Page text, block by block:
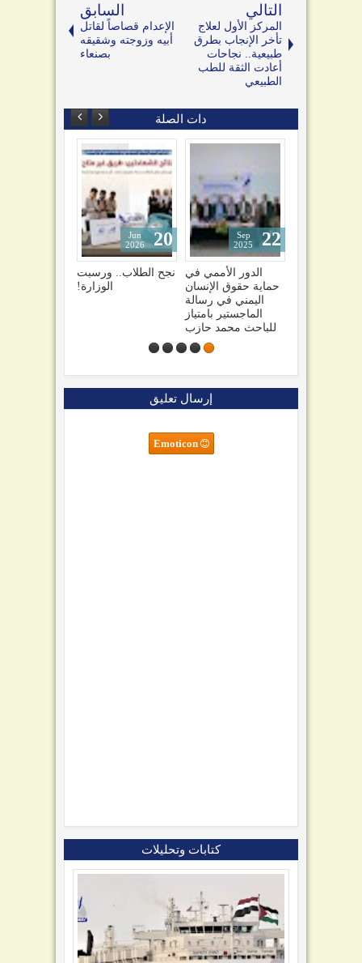
التالي
المركز الأول لعلاج
تأخر الإنجاب بطرق
طبيعية.. نجاحات
أعادت الثقة للطب
الطبيعي
السابق
الإعدام قصاصاً لقاتل
أبيه وزوجته وشقيقه
بصنعاء
دات الصلة
نجح الطلاب.. ورسبت
20
الدور الأممي في
حماية حقوق الإنسان
اليمني في رسالة
الماجستير بامتياز
للباحث محمد حازب
22
Sep
2025
حصول جامعة العلوم
الحديثة على شهادة
الآيزو في جودة
التعليم ISO
21001:2018
Sep
2024
إرسال تعليق
Emoticon
كتابات وتحليلات